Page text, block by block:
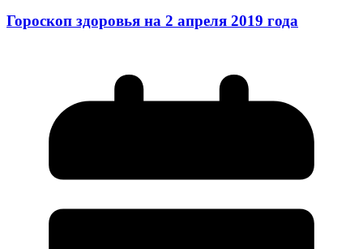
Гороскоп здоровья на 2 апреля 2019 года